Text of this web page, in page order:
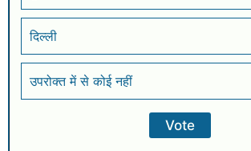
दिल्ली
उपरोक्त में से कोई नहीं